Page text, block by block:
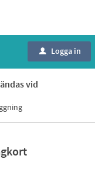
u Logga in
vid